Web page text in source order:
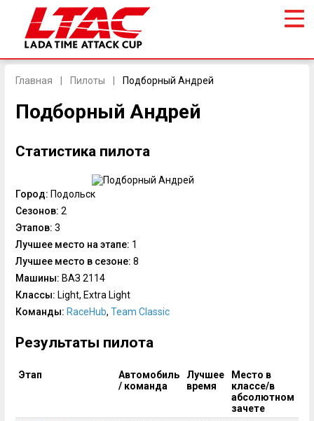
Главная Пилоты Подборный Андрей
Подборный Андрей
Статистика пилота
Город: Подольск
Сезонов: 2
Этапов: 3
Лучшее место на этапе: 1
Лучшее место в сезоне: 8
Машины: ВАЗ 2114
Классы: Light, Extra Light
Команды: RaceHub, Team Classic
Результаты пилота
Этап
Автомобиль
/ команда
Лучшее
время
Место в
классе/в
абсолютном
зачете